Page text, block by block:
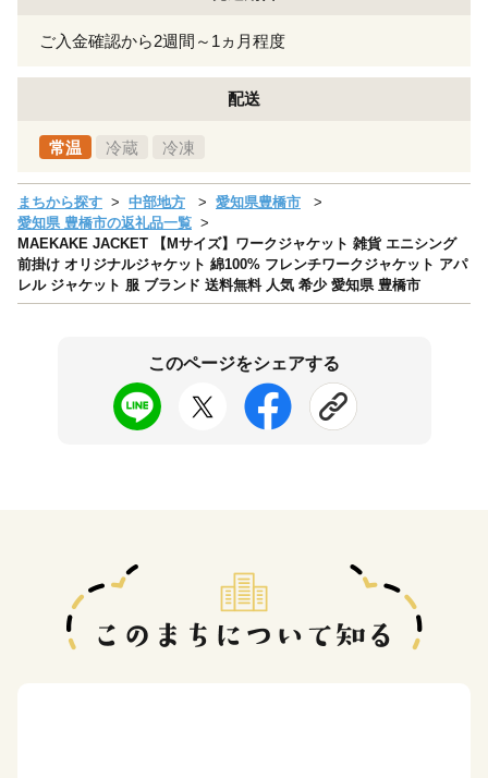
ご入金確認から2週間～1ヵ月程度
配送
常温 冷蔵 冷凍
まちから探す 中部地方
愛知県豊橋市
愛知県 豊橋市の返礼品一覧
MAEKAKE JACKET 【Mサイズ】ワークジャケット 雑貨 エニシング
前掛け オリジナルジャケット 綿100% フレンチワークジャケット アパ
レル ジャケット 服 ブランド 送料無料 人気 希少 愛知県 豊橋市
このページをシェアする